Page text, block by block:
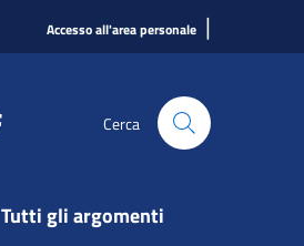
Accesso all'area personale |
Cerca
Tutti gli argomenti